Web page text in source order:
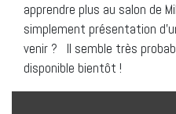
apprendre plus au salon de
simplement présentation
venir ? Il semble très
disponible bientôt !